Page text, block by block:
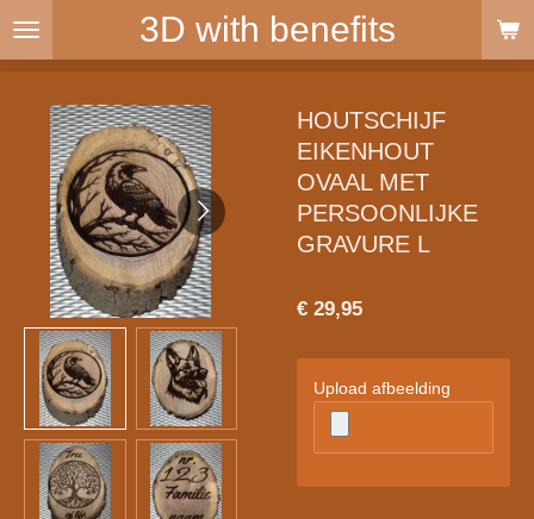
Ga
hoofdinhoud
3D with benefits
HOUTSCHIJF
EIKENHOUT
OVAAL MET
PERSOONLIJKE
GRAVURE L
€ 29,95
Upload afbeelding